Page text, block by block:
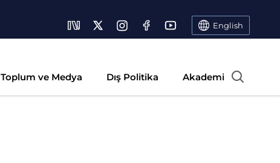
English
Toplum ve Medya Dış Politika Akademi